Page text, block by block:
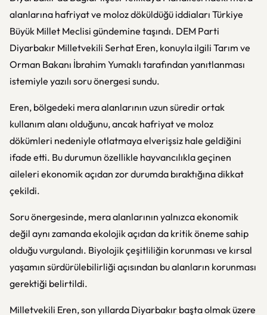
alanlarına hafriyat ve moloz döküldüğü iddiaları Türkiye
Büyük Millet Meclisi gündemine taşındı. DEM Parti
Diyarbakır Milletvekili Serhat Eren, konuyla ilgili Tarım ve
Orman Bakanı İbrahim Yumaklı tarafından yanıtlanması
istemiyle yazılı soru önergesi sundu.
Eren, bölgedeki mera alanlarının uzun süredir ortak
kullanım alanı olduğunu, ancak hafriyat ve moloz
dökümleri nedeniyle otlatmaya elverişsiz hale geldiğini
ifade etti. Bu durumun özellikle hayvancılıkla geçinen
aileleri ekonomik açıdan zor durumda bıraktığına dikkat
çekildi.
Soru önergesinde, mera alanlarının yalnızca ekonomik
değil aynı zamanda ekolojik açıdan da kritik öneme sahip
olduğu vurgulandı. Biyolojik çeşitliliğin korunması ve kırsal
yaşamın sürdürülebilirliği açısından bu alanların korunması
gerektiği belirtildi.
Milletvekili Eren, son yıllarda Diyarbakır başta olmak üzere